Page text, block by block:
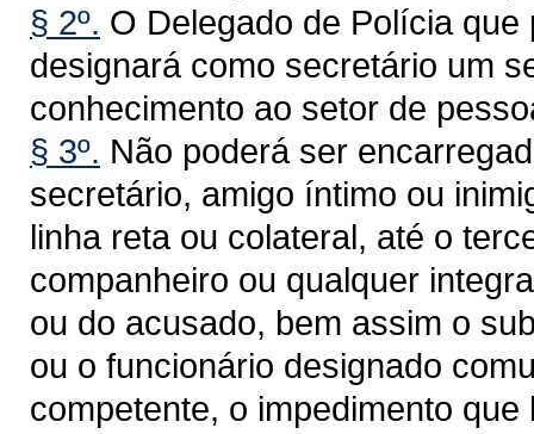
§ 2º. O Delegado de Polícia
designará como secretário um
conhecimento ao setor de
§ 3º. Não poderá ser
secretário, amigo íntimo ou
linha reta ou colateral, até o
companheiro ou qualquer
ou do acusado, bem assim o
ou o funcionário designado
competente, o impedimento que